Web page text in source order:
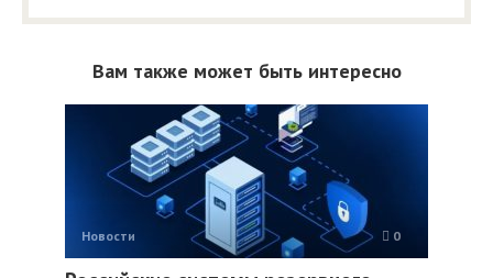
Вам также может быть интересно
Новости 0